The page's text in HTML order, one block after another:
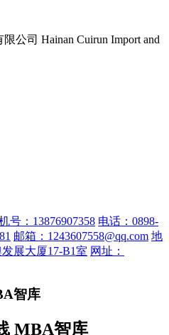
公司 Hainan Cuirun Import and
号：13876907358 电话：0898-
邮箱：1243607558@qq.com 地
展大厦17-B1室 网址：
智库
MBA智库